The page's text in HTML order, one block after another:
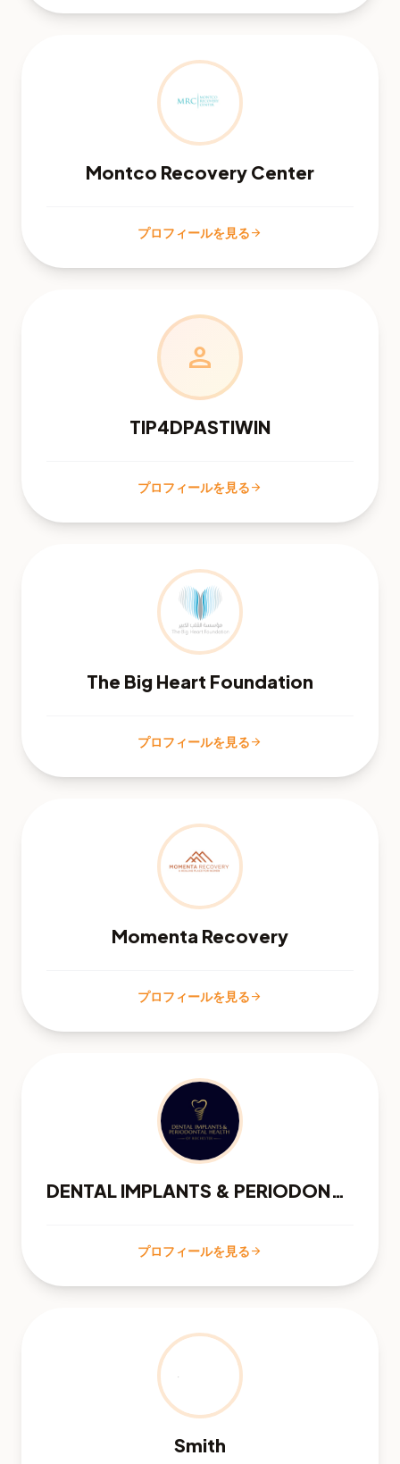
Montco Recovery Center
プロフィールを見るarrow_forward
person
TIP4DPASTIWIN
プロフィールを見るarrow_forward
The Big Heart Foundation
プロフィールを見るarrow_forward
Momenta Recovery
プロフィールを見るarrow_forward
DENTAL IMPLANTS & PERIODONTAL HEALTH
プロフィールを見るarrow_forward
Smith